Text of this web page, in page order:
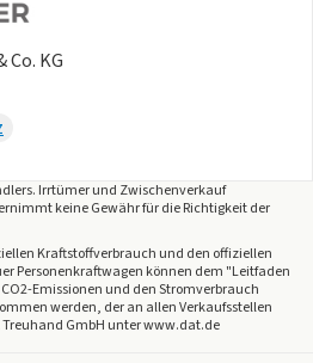
vorbehalten
KG
. Irrtümer und Zwischenverkauf
keine Gewähr für die Richtigkeit der
Kraftstoffverbrauch und den offiziellen
Personenkraftwagen können dem "Leitfaden
Emissionen und den Stromverbrauch
werden, der an allen Verkaufsstellen
GmbH unter www.dat.de